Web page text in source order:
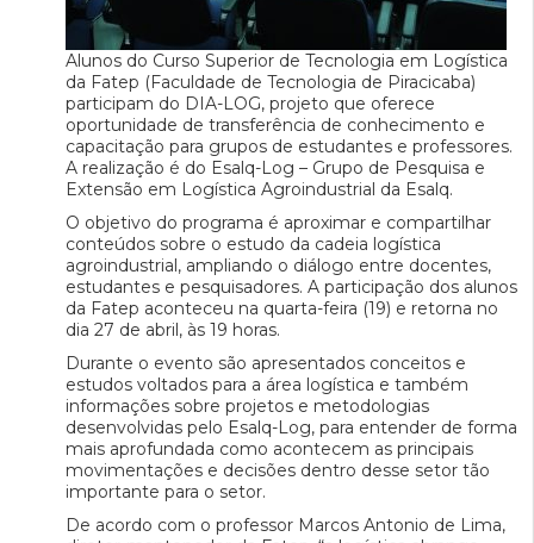
Alunos do Curso Superior de Tecnologia em Logística
da Fatep (Faculdade de Tecnologia de Piracicaba)
participam do DIA-LOG, projeto que oferece
oportunidade de transferência de conhecimento e
capacitação para grupos de estudantes e professores.
A realização é do Esalq-Log – Grupo de Pesquisa e
Extensão em Logística Agroindustrial da Esalq.
O objetivo do programa é aproximar e compartilhar
conteúdos sobre o estudo da cadeia logística
agroindustrial, ampliando o diálogo entre docentes,
estudantes e pesquisadores. A participação dos alunos
da Fatep aconteceu na quarta-feira (19) e retorna no
dia 27 de abril, às 19 horas.
Durante o evento são apresentados conceitos e
estudos voltados para a área logística e também
informações sobre projetos e metodologias
desenvolvidas pelo Esalq-Log, para entender de forma
mais aprofundada como acontecem as principais
movimentações e decisões dentro desse setor tão
importante para o setor.
De acordo com o professor Marcos Antonio de Lima,